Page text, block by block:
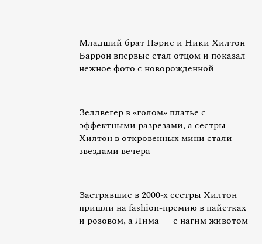
Младший брат Пэрис и Ники Хилтон
Баррон впервые стал отцом и показал
нежное фото с новорожденной
Зеллвегер в «голом» платье с
эффектными разрезами, а сестры
Хилтон в откровенных мини стали
звездами вечера
Застрявшие в 2000-х сестры Хилтон
пришли на fashion-премию в пайетках
и розовом, а Лима — с нагим животом